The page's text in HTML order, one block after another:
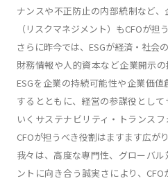
ナンスや不正防止の内部統制など
（リスクマネジメント）もCFOが担
さらに昨今では、ESGが経済・社会
財務情報や人的資本など企業開示の
ESGを企業の持続可能性や企業価
するとともに、経営の参謀役とし
いくサステナビリティ・トランスフ
CFOが担うべき役割はますます広が
我々は、高度な専門性、グローバ
ントに向き合う誠実さにより、